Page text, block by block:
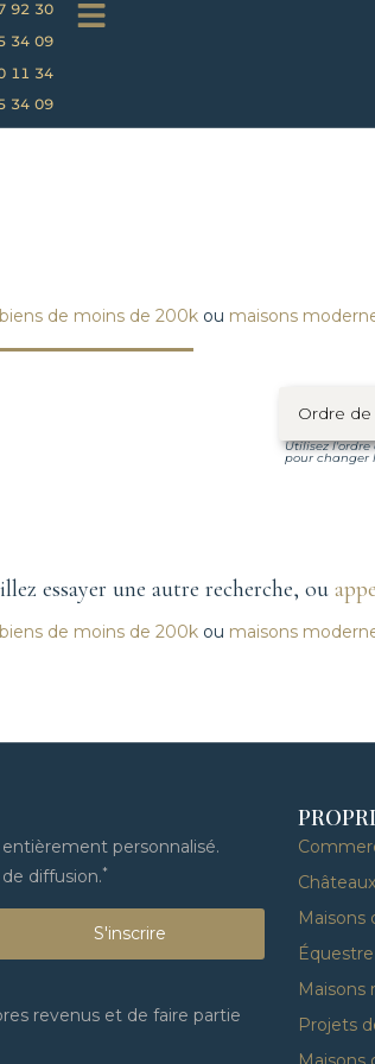
92 30
34 09
11 34
34 09
biens de moins de 200kou maisons
Utilisez
pour changer
essayer une autre recherche, ou
biens de moins de 200kou maisons
personnalisé.
diffusion.*
S'inscrire
revenus et de faire partie
Maisons
Équestre
Maisons
Projets